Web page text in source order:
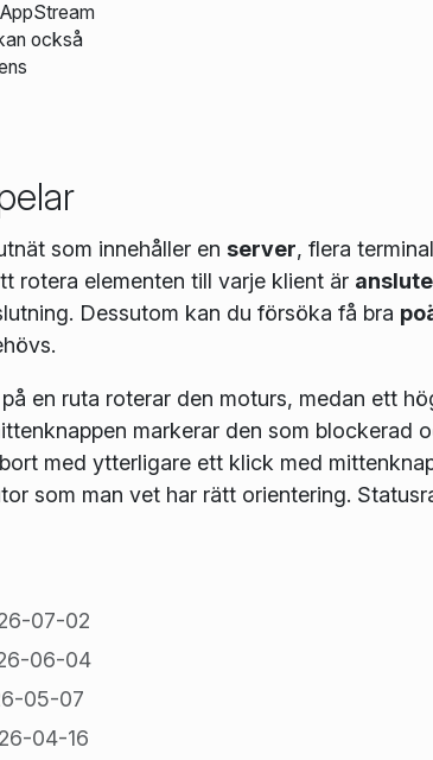
också
som innehåller en server, flera
rotera elementen till varje klient är
Dessutom kan du försöka få bra
en ruta roterar den moturs, medan ett
markerar den som blockerad
med ytterligare ett klick med
som man vet har rätt orientering.
07-02
06-04
05-07
04-16